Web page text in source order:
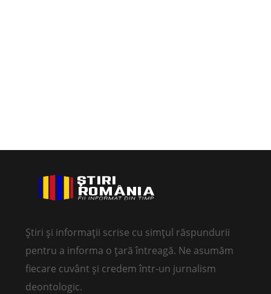
Știri și informații scrise cu simțul răspundurii
pentru a informa o țară întreagă. Ne asumăm
fiecare cuvânt și credem într-un jurnalism
deontologic.